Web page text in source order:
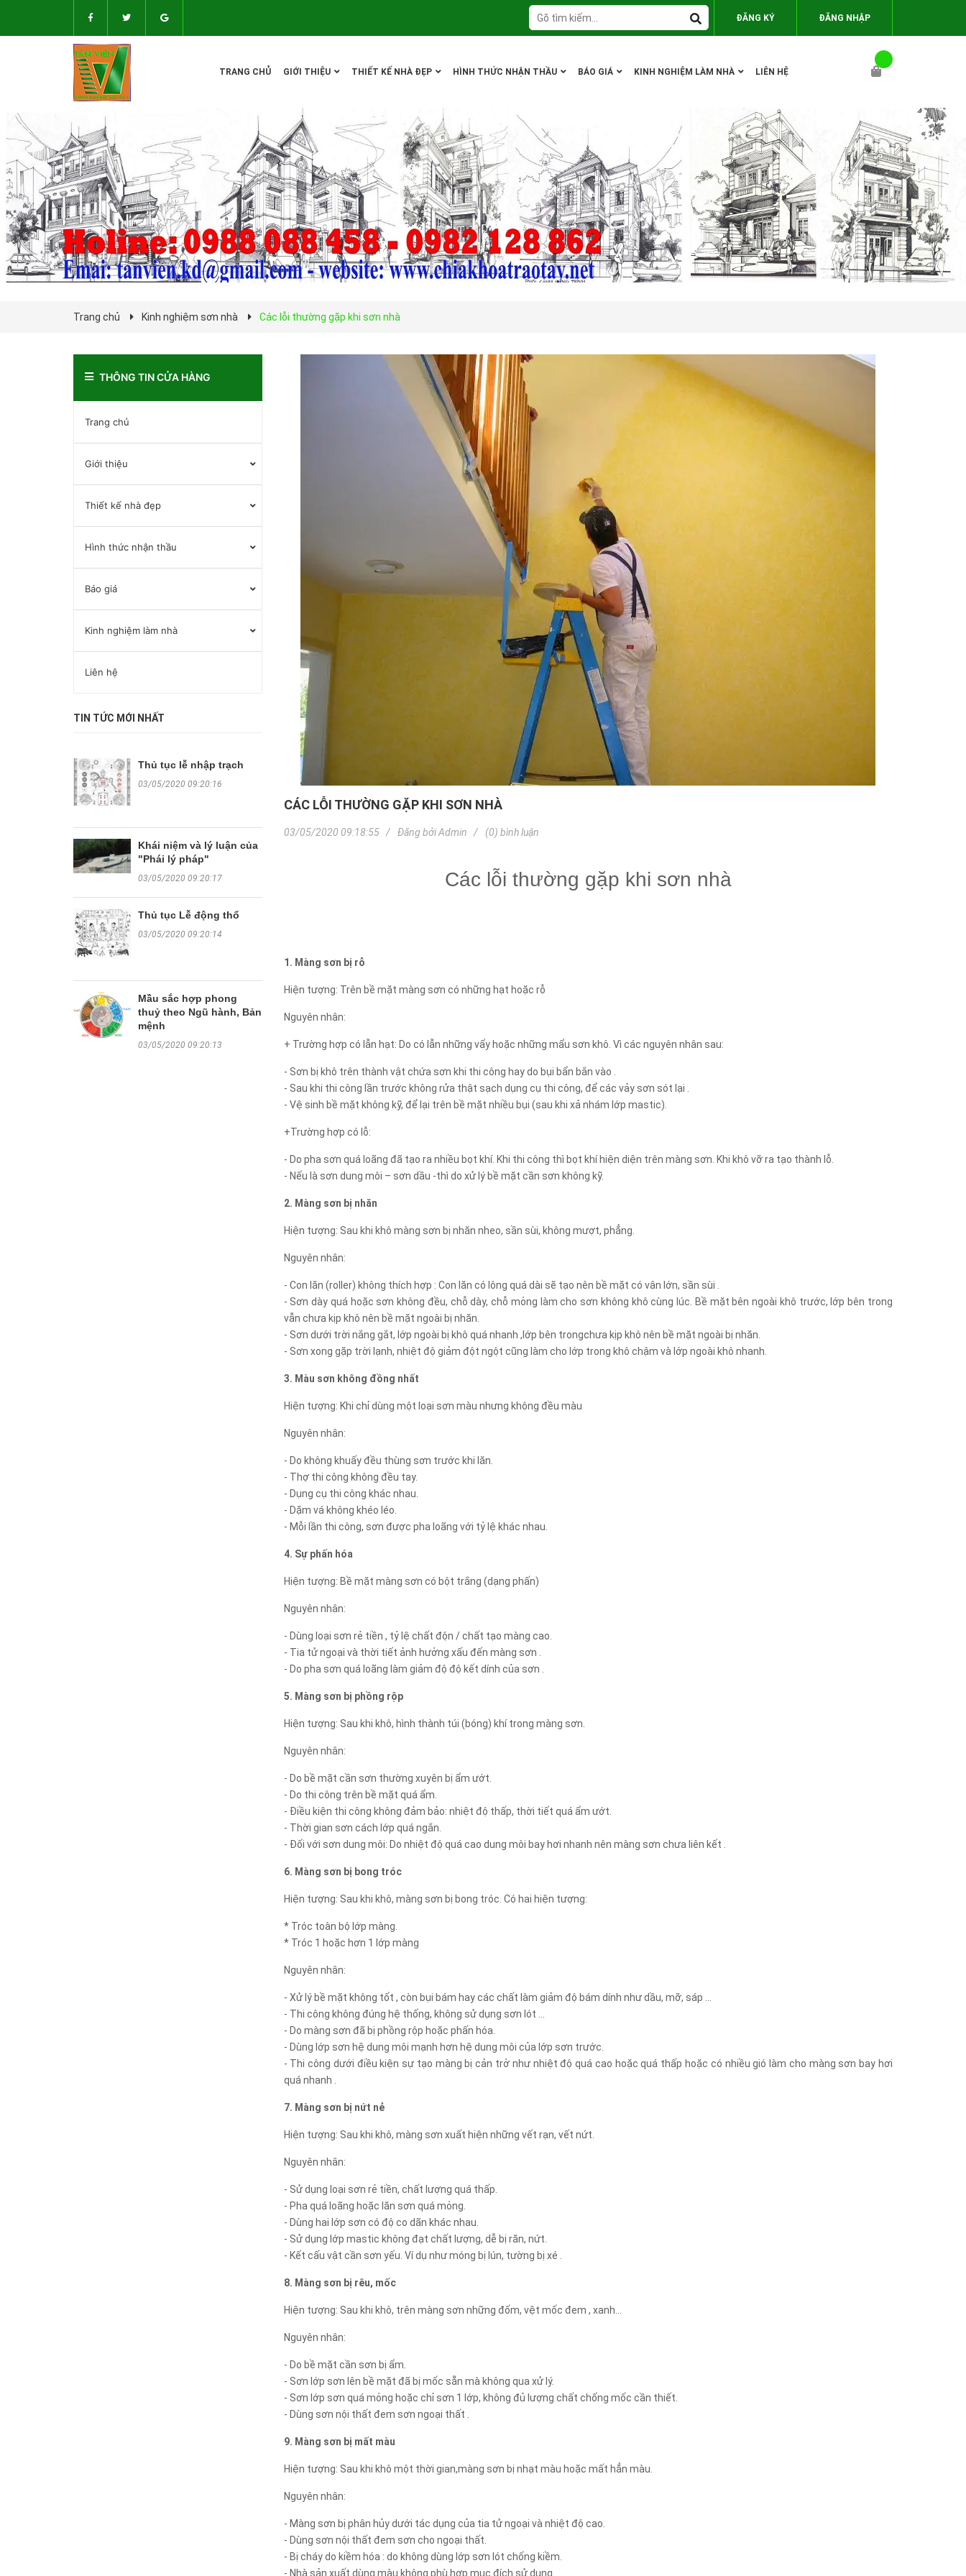
ĐĂNG KÝ ĐĂNG NHẬP
TRANG CHỦ GIỚI THIỆU THIẾT KẾ NHÀ ĐẸP HÌNH THỨC NHẬN THẦU BÁO GIÁ KINH NGHIỆM LÀM NHÀ LIÊN HỆ
Trang chủ Kinh nghiệm sơn nhà Các lỗi thường gặp khi sơn nhà
THÔNG TIN CỬA HÀNG
Trang chủ
Giới thiệu
Thiết kế nhà đẹp
Hình thức nhận thầu
Báo giá
Kinh nghiệm làm nhà
Liên hệ
TIN TỨC MỚI NHẤT
Thủ tục lễ nhập trạch
03/05/2020 09:20:16
Khái niệm và lý luận của
"Phái lý pháp"
03/05/2020 09:20:17
Thủ tục Lễ động thổ
03/05/2020 09:20:14
Mầu sắc hợp phong
thuỷ theo Ngũ hành, Bản
mệnh
03/05/2020 09:20:13
CÁC LỖI THƯỜNG GẶP KHI SƠN NHÀ
03/05/2020 09:18:55 Đăng bởiAdmin (0) bình luận
Các lỗi thường gặp khi sơn nhà
1. Màng sơn bị rỗ
Hiện tượng: Trên bề mặt màng sơn có những hạt hoặc rỗ
Nguyên nhân:
+ Trường hợp có lẫn hạt: Do có lẫn những vẩy hoặc những mẩu sơn khô. Vì các nguyên nhân sau:
- Sơn bị khô trên thành vật chứa sơn khi thi công hay do bụi bẩn bắn vào .
- Sau khi thi công lần trước không rửa thật sạch dụng cụ thi công, để các vảy sơn sót lại .
- Vệ sinh bề mặt không kỹ, để lại trên bề mặt nhiều bụi (sau khi xả nhám lớp mastic).
+Trường hợp có lỗ:
- Do pha sơn quá loãng đã tạo ra nhiều bọt khí. Khi thi công thì bọt khí hiện diện trên màng sơn. Khi khô vỡ ra tạo thành lỗ.
- Nếu là sơn dung môi – sơn dầu -thì do xử lý bề mặt cần sơn không kỹ.
2. Màng sơn bị nhăn
Hiện tượng: Sau khi khô màng sơn bị nhăn nheo, sần sùi, không mượt, phẳng.
Nguyên nhân:
- Con lăn (roller) không thích hợp : Con lăn có lông quá dài sẽ tạo nên bề mặt có vân lớn, sần sùi .
- Sơn dày quá hoặc sơn không đều, chỗ dày, chỗ mỏng làm cho sơn không khô cùng lúc. Bề mặt bên ngoài khô trước, lớp bên trong
vẫn chưa kịp khô nên bề mặt ngoài bị nhăn.
- Sơn dưới trời nắng gắt, lớp ngoài bị khô quá nhanh ,lớp bên trongchưa kịp khô nên bề mặt ngoài bị nhăn.
- Sơn xong gặp trời lạnh, nhiệt độ giảm đột ngột cũng làm cho lớp trong khô chậm và lớp ngoài khô nhanh.
3. Màu sơn không đồng nhất
Hiện tượng: Khi chỉ dùng một loại sơn màu nhưng không đều màu
Nguyên nhân:
- Do không khuấy đều thùng sơn trước khi lăn.
- Thợ thi công không đều tay.
- Dụng cụ thi công khác nhau.
- Dặm vá không khéo léo.
- Mỗi lần thi công, sơn được pha loãng với tỷ lệ khác nhau.
4. Sự phấn hóa
Hiện tượng: Bề mặt màng sơn có bột trắng (dạng phấn)
Nguyên nhân:
- Dùng loại sơn rẻ tiền , tỷ lệ chất độn / chất tạo màng cao.
- Tia tử ngoại và thời tiết ảnh hưởng xấu đến màng sơn .
- Do pha sơn quá loãng làm giảm độ độ kết dính của sơn .
5. Màng sơn bị phồng rộp
Hiện tượng: Sau khi khô, hình thành túi (bóng) khí trong màng sơn.
Nguyên nhân:
- Do bề mặt cần sơn thường xuyên bị ẩm ướt.
- Do thi công trên bề mặt quá ẩm.
- Điều kiện thi công không đảm bảo: nhiệt độ thấp, thời tiết quá ẩm ướt.
- Thời gian sơn cách lớp quá ngắn.
- Đối với sơn dung môi: Do nhiệt độ quá cao dung môi bay hơi nhanh nên màng sơn chưa liên kết .
6. Màng sơn bị bong tróc
Hiện tượng: Sau khi khô, màng sơn bị bong tróc. Có hai hiện tượng:
* Tróc toàn bộ lớp màng.
* Tróc 1 hoặc hơn 1 lớp màng
Nguyên nhân:
- Xử lý bề mặt không tốt , còn bụi bám hay các chất làm giảm độ bám dính như dầu, mỡ, sáp …
- Thi công không đúng hệ thống, không sử dụng sơn lót …
- Do màng sơn đã bị phồng rộp hoặc phấn hóa.
- Dùng lớp sơn hệ dung môi mạnh hơn hệ dung môi của lớp sơn trước.
- Thi công dưới điều kiện sự tạo màng bị cản trở như nhiệt độ quá cao hoặc quá thấp hoặc có nhiều gió làm cho màng sơn bay hơi
quá nhanh .
7. Màng sơn bị nứt nẻ
Hiện tượng: Sau khi khô, màng sơn xuất hiện những vết rạn, vết nứt.
Nguyên nhân:
- Sử dụng loại sơn rẻ tiền, chất lượng quá thấp.
- Pha quá loãng hoặc lăn sơn quá mỏng.
- Dùng hai lớp sơn có độ co dãn khác nhau.
- Sử dụng lớp mastic không đạt chất lượng, dễ bị răn, nứt.
- Kết cấu vật cần sơn yếu. Ví dụ như móng bị lún, tường bị xé .
8. Màng sơn bị rêu, mốc
Hiện tượng: Sau khi khô, trên màng sơn những đốm, vệt mốc đem , xanh…
Nguyên nhân:
- Do bề mặt cần sơn bị ẩm.
- Sơn lớp sơn lên bề mặt đã bị mốc sẵn mà không qua xử lý.
- Sơn lớp sơn quá mỏng hoặc chỉ sơn 1 lớp, không đủ lượng chất chống mốc cần thiết.
- Dùng sơn nội thất đem sơn ngoại thất .
9. Màng sơn bị mất màu
Hiện tượng: Sau khi khô một thời gian,màng sơn bị nhạt màu hoặc mất hẳn màu.
Nguyên nhân:
- Màng sơn bị phân hủy dưới tác dụng của tia tử ngoại và nhiệt độ cao.
- Dùng sơn nội thất đem sơn cho ngoại thất.
- Bị cháy do kiềm hóa : do không dùng lớp sơn lót chống kiềm.
- Nhà sản xuất dùng màu không phù hợp mục đích sử dụng.